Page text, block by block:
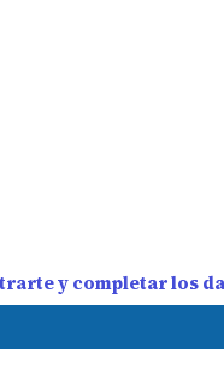
y completar los